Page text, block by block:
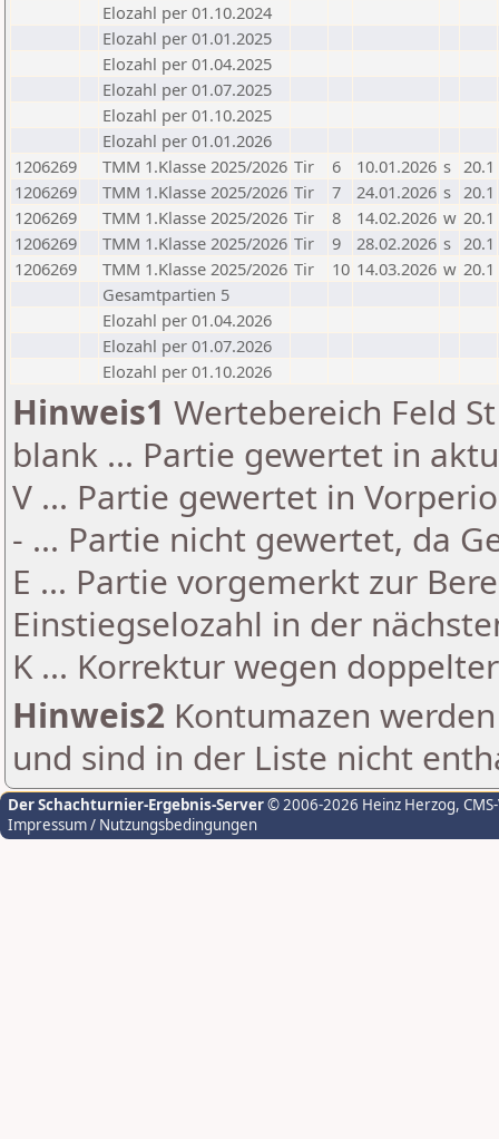
Elozahl per 01.10.2024
Elozahl per 01.01.2025
Elozahl per 01.04.2025
Elozahl per 01.07.2025
Elozahl per 01.10.2025
Elozahl per 01.01.2026
1206269
TMM 1.Klasse 2025/2026 Tir 6 10.01.2026 s 20.1
1206269
TMM 1.Klasse 2025/2026 Tir 7 24.01.2026 s 20.1
1206269
TMM 1.Klasse 2025/2026 Tir 8 14.02.2026 w 20.1
1206269
TMM 1.Klasse 2025/2026 Tir 9 28.02.2026 s 20.1
1206269
TMM 1.Klasse 2025/2026 Tir 10 14.03.2026 w 20.1
Gesamtpartien 5
Elozahl per 01.04.2026
Elozahl per 01.07.2026
Elozahl per 01.10.2026
Hinweis1 Wertebereich Feld
blank ... Partie gewertet in
V ... Partie gewertet in
- ... Partie nicht gewertet, da
E ... Partie vorgemerkt zur
Einstiegselozahl in der
K ... Korrektur wegen
Hinweis2 Kontumazen
und sind in der Liste nicht
Der Schachturnier-Ergebnis-Server© 2006-2026 Heinz Herzog,
Impressum / Nutzungsbedingungen